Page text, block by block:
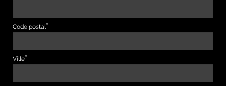
Code postal
Ville